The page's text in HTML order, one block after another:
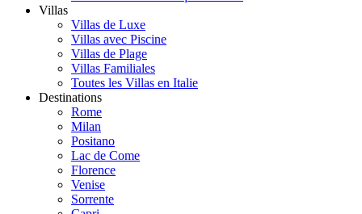
Villas
Villas de Luxe
Villas avec Piscine
Villas de Plage
Villas Familiales
Toutes les Villas en Italie
Destinations
Rome
Milan
Positano
Lac de Come
Florence
Venise
Sorrente